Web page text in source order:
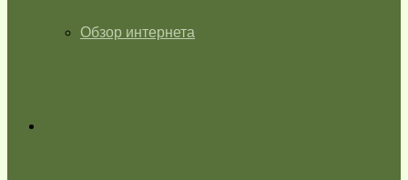
Обзор интернета